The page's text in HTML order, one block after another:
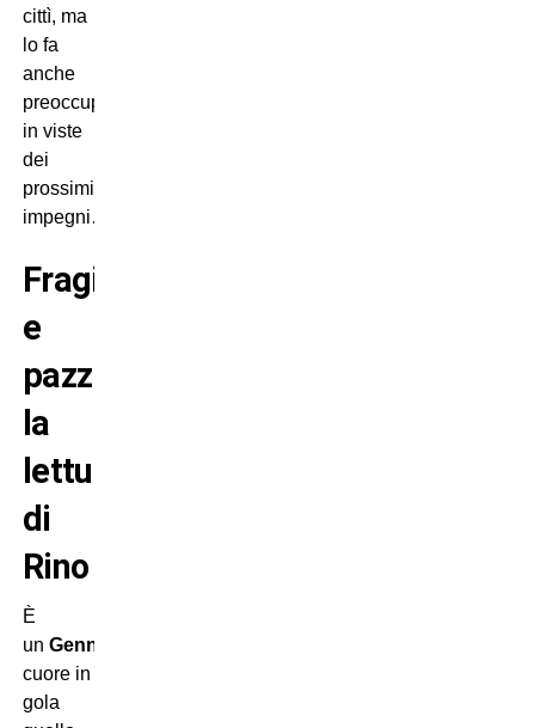
cittì, ma
lo fa
anche
preoccupare
in viste
dei
prossimi
impegni…
Fragili
e
pazzi:
la
lettura
di
Rino
È
un Gennaro
cuore in
gola